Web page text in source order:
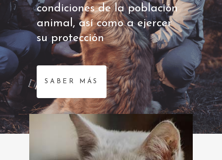
condiciones de la población
animal, así como a ejercer
su protección
SABER MÁS